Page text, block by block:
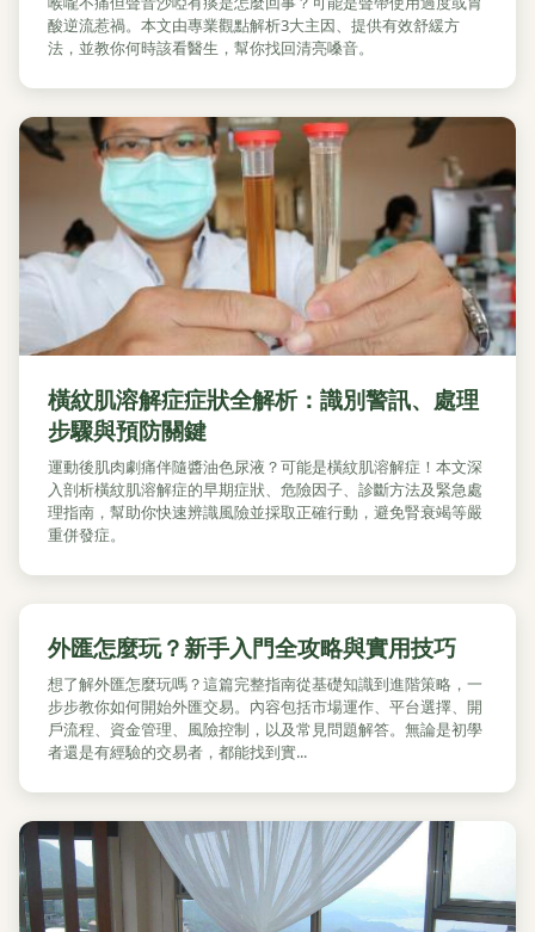
酸逆流惹禍。本文由專業觀點解析3大主因、提供有效舒緩方
法，並教你何時該看醫生，幫你找回清亮嗓音。
橫紋肌溶解症症狀全解析：識別警訊、處理
步驟與預防關鍵
運動後肌肉劇痛伴隨醬油色尿液？可能是橫紋肌溶解症！本文深
入剖析橫紋肌溶解症的早期症狀、危險因子、診斷方法及緊急處
理指南，幫助你快速辨識風險並採取正確行動，避免腎衰竭等嚴
重併發症。
外匯怎麼玩？新手入門全攻略與實用技巧
想了解外匯怎麼玩嗎？這篇完整指南從基礎知識到進階策略，一
步步教你如何開始外匯交易。內容包括市場運作、平台選擇、開
戶流程、資金管理、風險控制，以及常見問題解答。無論是初學
者還是有經驗的交易者，都能找到實...